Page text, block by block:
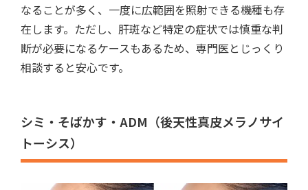
なることが多く、一度に広範囲を照射できる機種も存
在します。ただし、肝斑など特定の症状では慎重な判
断が必要になるケースもあるため、専門医とじっくり
相談すると安心です。
シミ・そばかす・ADM（後天性真皮メラノサイ
トーシス）